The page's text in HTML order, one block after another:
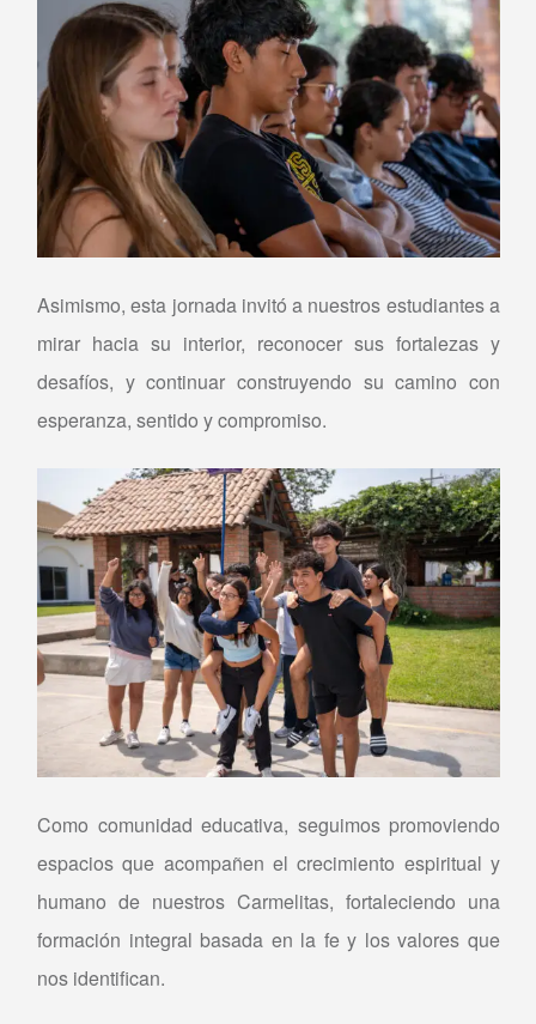
Asimismo, esta jornada invitó a nuestros estudiantes a
mirar hacia su interior, reconocer sus fortalezas y
desafíos, y continuar construyendo su camino con
esperanza, sentido y compromiso.
Como comunidad educativa, seguimos promoviendo
espacios que acompañen el crecimiento espiritual y
humano de nuestros Carmelitas, fortaleciendo una
formación integral basada en la fe y los valores que
nos identifican.